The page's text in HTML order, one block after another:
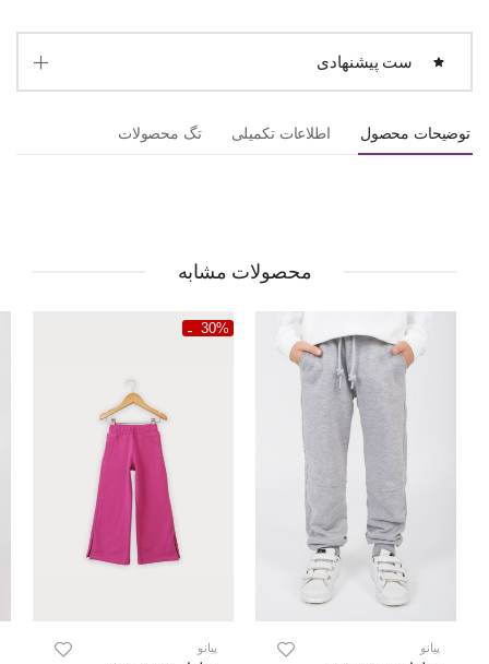
ست پیشنهادی
توضیحات محصول اطلاعات تکمیلی تگ محصولات
محصولات مشابه
پیانو
30%
پیانو